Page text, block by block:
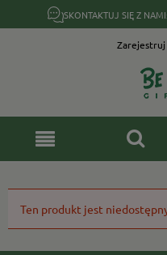
SKONTAKTUJ SIĘ Z NAMI:
Zarejestruj
Ten produkt jest